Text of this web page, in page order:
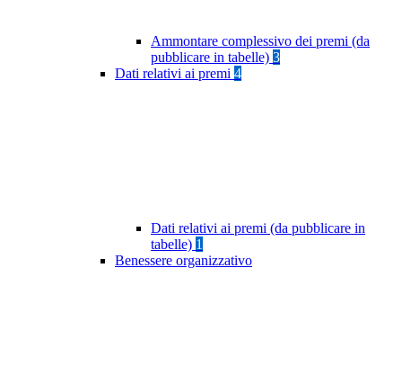
Ammontare complessivo dei premi (da
pubblicare in tabelle) 3
Dati relativi ai premi 4
Dati relativi ai premi (da pubblicare in
tabelle) 1
Benessere organizzativo